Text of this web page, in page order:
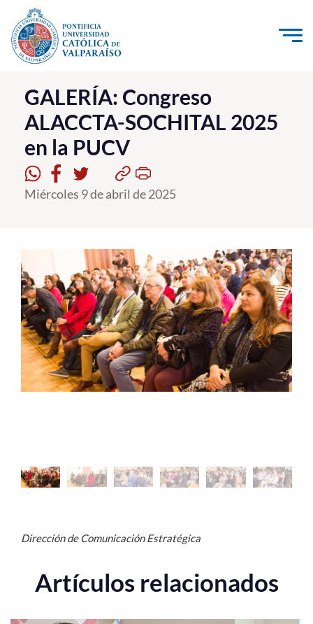
Click acá para ir directamente al contenido
La Universidad
Investigación, Creación e Innovación
PUCV Internacional
Vinculación con el Medio
Pregrado
Postgrado
Formación Continua
Estudiantes
Académicos
English
GALERÍA: Congreso
ALACCTA-SOCHITAL 2025
en la PUCV
Miércoles 9 de abril de 2025
Dirección de Comunicación Estratégica
Artículos relacionados